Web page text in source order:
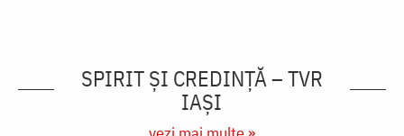
SPIRIT ȘI CREDINȚĂ – TVR
IAȘI